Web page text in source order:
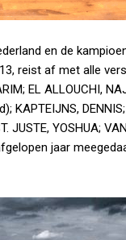
en de
reist af met alle
EL ALLOUCHI,
KAPTEIJNS, DENNIS;
JUSTE, YOSHUA;
jaar